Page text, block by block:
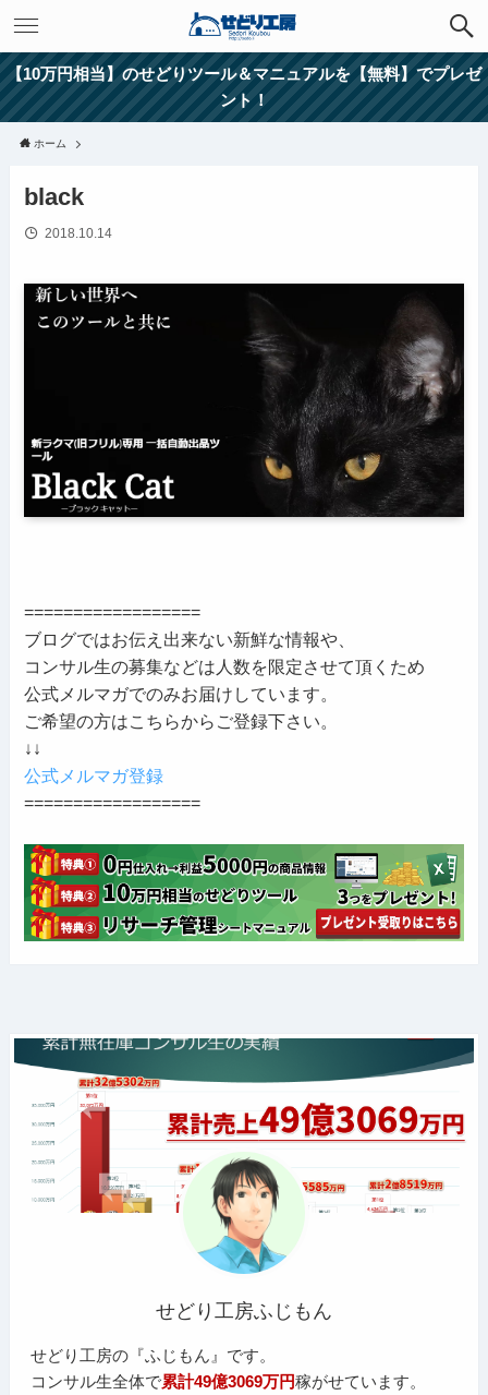
【10万円相当】のせどりツール＆マニュアルを【無料】でプレゼ
ント！
ホーム
black
2018.10.14
==================
ブログではお伝え出来ない新鮮な情報や、
コンサル生の募集などは人数を限定させて頂くため
公式メルマガでのみお届けしています。
ご希望の方はこちらからご登録下さい。
↓↓
公式メルマガ登録
==================
せどり工房ふじもん
せどり工房の『ふじもん』です。
コンサル生全体で累計49億3069万円稼がせています。